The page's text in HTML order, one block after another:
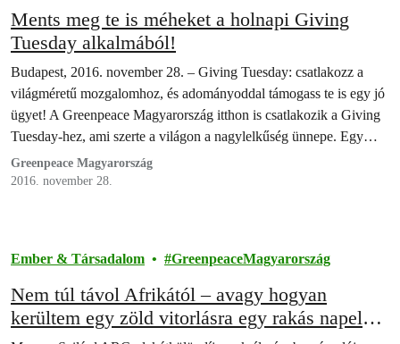
Ments meg te is méheket a holnapi Giving
Tuesday alkalmából!
Budapest, 2016. november 28. – Giving Tuesday: csatlakozz a
világméretű mozgalomhoz, és adományoddal támogass te is egy jó
ügyet! A Greenpeace Magyarország itthon is csatlakozik a Giving
Tuesday-hez, ami szerte a világon a nagylelkűség ünnepe. Egy
olyan mozgalom, amely egyesíti az egyének, a közösségek és a
civil szervezetek erejét.
Greenpeace Magyarország
2016. november 28.
Ember & Társadalom GreenpeaceMagyarország
Nem túl távol Afrikától – avagy hogyan
kerültem egy zöld vitorlásra egy rakás napelem